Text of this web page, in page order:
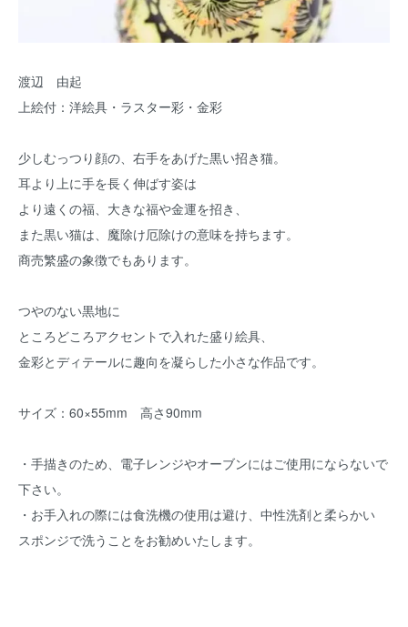
渡辺 由起
上絵付：洋絵具・ラスター彩・金彩
少しむっつり顔の、右手をあげた黒い招き猫。
耳より上に手を長く伸ばす姿は
より遠くの福、大きな福や金運を招き、
また黒い猫は、魔除け厄除けの意味を持ちます。
商売繁盛の象徴でもあります。
つやのない黒地に
ところどころアクセントで入れた盛り絵具、
金彩とディテールに趣向を凝らした小さな作品です。
サイズ：60×55mm 高さ90mm
・手描きのため、電子レンジやオーブンにはご使用にならないで
下さい。
・お手入れの際には食洗機の使用は避け、中性洗剤と柔らかい
スポンジで洗うことをお勧めいたします。